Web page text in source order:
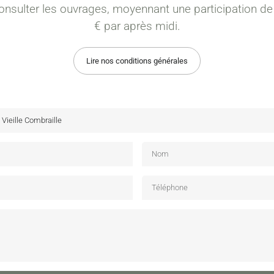
les ouvrages, moyennant une participation
€ par après midi.
Lire nos conditions générales